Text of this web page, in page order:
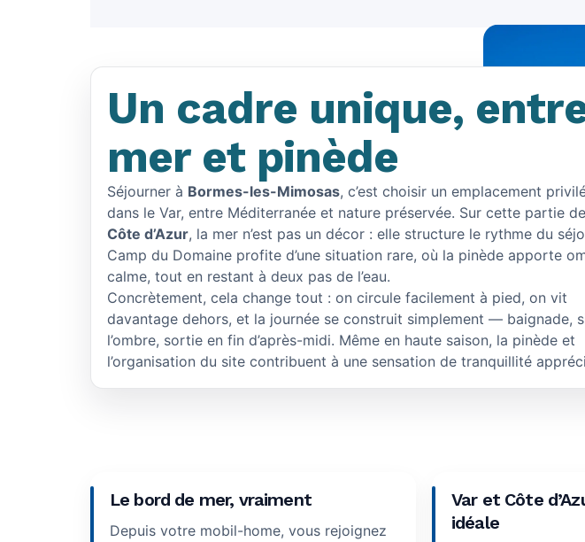
Un cadre unique,
mer et pinède
Séjourner à Bormes-les-Mimosas, c’est choisir un emplacement
dans le Var, entre Méditerranée et nature préservée. Sur cette partie
Côte d’Azur, la mer n’est pas un décor : elle structure le rythme du
Camp du Domaine profite d’une situation rare, où la pinède apporte
calme, tout en restant à deux pas de l’eau.
Concrètement, cela change tout : on circule facilement à pied, on vit
davantage dehors, et la journée se construit simplement — baignade,
l’ombre, sortie en fin d’après-midi. Même en haute saison, la pinède et
l’organisation du site contribuent à une sensation de tranquillité
Le bord de mer, vraiment
Depuis votre mobil-home, vous rejoignez
Var et Côte
idéale